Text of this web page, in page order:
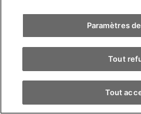
Afficher les offres
Paramètres
Tout
Tout